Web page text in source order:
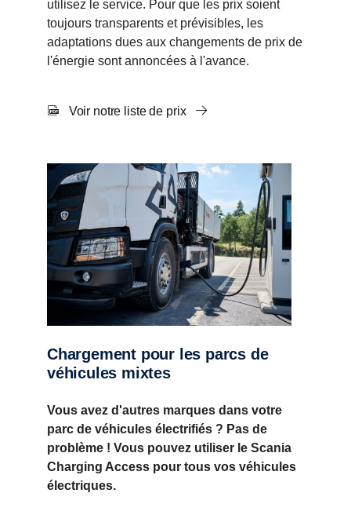
utilisez le service. Pour que les prix soient
toujours transparents et prévisibles, les
adaptations dues aux changements de prix de
l'énergie sont annoncées à l'avance.
Voir notre liste de prix
Chargement pour les parcs de
véhicules mixtes
Vous avez d'autres marques dans votre
parc de véhicules électrifiés ? Pas de
problème ! Vous pouvez utiliser le Scania
Charging Access pour tous vos véhicules
électriques.